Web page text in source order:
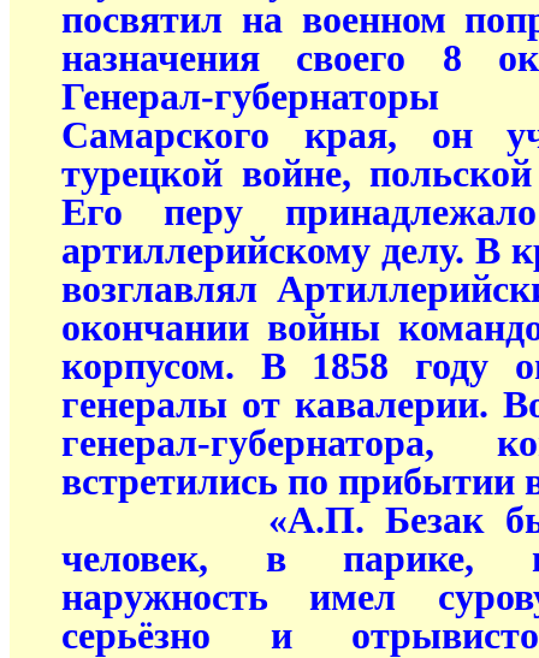
посвятил на военном
назначения своего 8
Генерал-
Самарского края, он
турецкой войне,
Его перу
артиллерийскому делу. В
возглавлял
окончании войны
корпусом. В 1858 году
генералы от кавалерии.
генерал-
встретились по прибытии
«А.П. Безак был
человек, в парике,
наружность имел
серьёзно и